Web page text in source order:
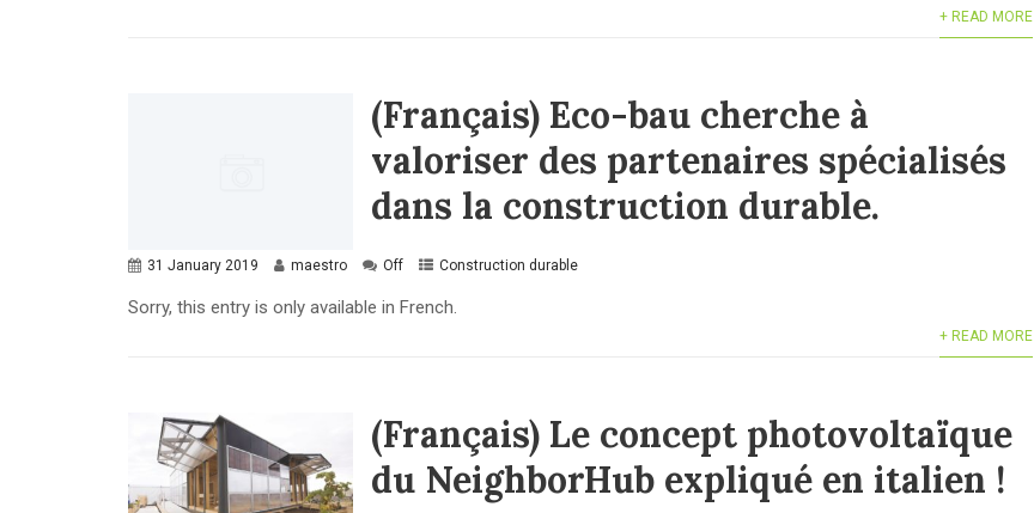
+ READ MORE
(Français) Eco-bau cherche à
valoriser des partenaires spécialisés
dans la construction durable.
31 January 2019 maestro Off Construction durable
Sorry, this entry is only available in French.
+ READ MORE
(Français) Le concept photovoltaïque
du NeighborHub expliqué en italien !